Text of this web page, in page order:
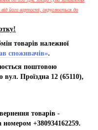
його вартості, округлюється до
товарів належної
споживачів».
поштовою
Проїздна 12 (65110),
товарів -
+380934162259.